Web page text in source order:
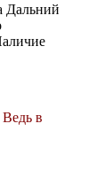
Дальний
в